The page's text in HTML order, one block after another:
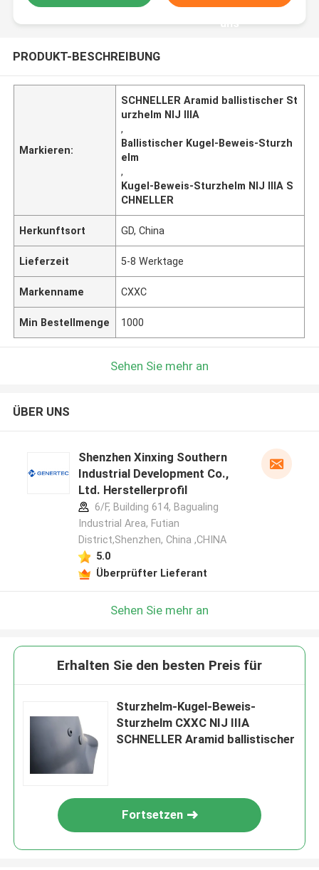
uns
PRODUKT-BESCHREIBUNG
Markieren:
SCHNELLER Aramid ballistischer St
urzhelm NIJ IIIA
,
Ballistischer Kugel-Beweis-Sturzh
elm
,
Kugel-Beweis-Sturzhelm NIJ IIIA S
CHNELLER
Herkunftsort GD, China
Lieferzeit 5-8 Werktage
Markenname CXXC
Min Bestellmenge 1000
Sehen Sie mehr an
ÜBER UNS
Shenzhen Xinxing Southern
Industrial Development Co.,
Ltd. Herstellerprofil
6/F, Building 614, Bagualing
Industrial Area, Futian
District,Shenzhen, China ,CHINA
5.0
Überprüfter Lieferant
Sehen Sie mehr an
Erhalten Sie den besten Preis für
Sturzhelm-Kugel-Beweis-
Sturzhelm CXXC NIJ IIIA
SCHNELLER Aramid ballistischer
Fortsetzen